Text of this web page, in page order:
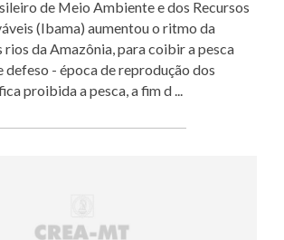
de Meio Ambiente e dos Recursos
(Ibama) aumentou o ritmo da
rios da Amazônia, para coibir a pesca
defeso - época de reprodução dos
proibida a pesca, a fim d ...